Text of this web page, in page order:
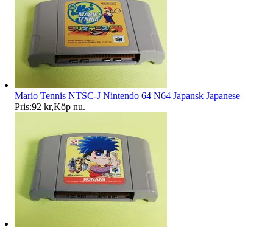
Mario Tennis NTSC-J Nintendo 64 N64 Japansk Japanese
Pris:92 kr,Köp nu.